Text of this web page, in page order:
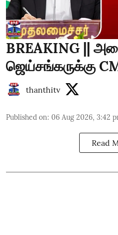
BREAKING ||
ஜெய்சங்கருக்கு
thanthitv
Published on: 06 Aug 2026, 3:42
Read